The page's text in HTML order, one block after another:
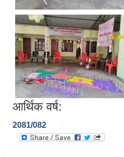
आर्थिक वर्ष:
2081/082